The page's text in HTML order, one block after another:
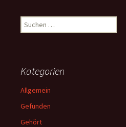
Suchen
nach:
Kategorien
Allgemein
Gefunden
Gehört